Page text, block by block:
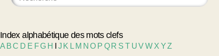
Index alphabétique des mots clefs
A BC D E FG H J K L M NO P Q R S T UVW X YZ